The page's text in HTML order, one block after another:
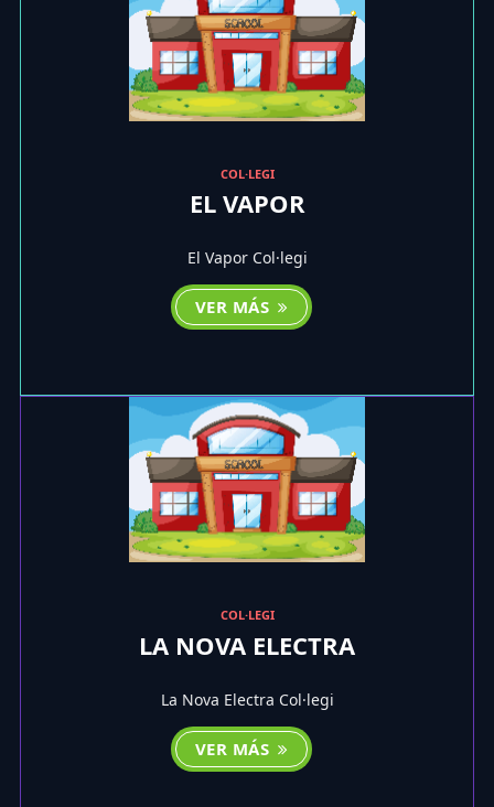
COL·LEGI
EL VAPOR
El Vapor Col·legi
VER MÁS
COL·LEGI
LA NOVA ELECTRA
La Nova Electra Col·legi
VER MÁS